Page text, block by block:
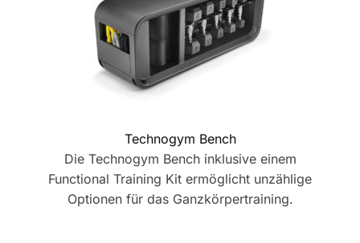
Technogym Bench
Die Technogym Bench inklusive einem
Functional Training Kit ermöglicht unzählige
Optionen für das Ganzkörpertraining.